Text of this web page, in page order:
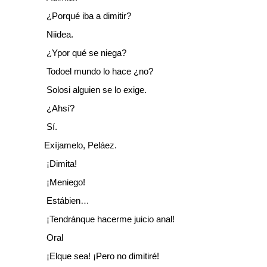
 ¿Porqué iba a dimitir?
 Niidea.
 ¿Ypor qué se niega?
 Todoel mundo lo hace ¿no?
 Solosi alguien se lo exige.
 ¿Ahsí?
 Sí.
Exíjamelo, Peláez.
 ¡Dimita!
 ¡Meniego!
 Estábien…
 ¡Tendránque hacerme juicio anal!
 Oral
 ¡Elque sea! ¡Pero no dimitiré!